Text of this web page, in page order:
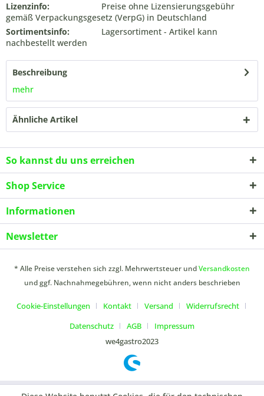
Lizenzinfo:
Preise ohne Lizensierungsgebühr
gemäß Verpackungsgesetz (VerpG) in Deutschland
Sortimentsinfo:
Lagersortiment - Artikel kann
nachbestellt werden
Beschreibung
mehr
Ähnliche Artikel
So kannst du uns erreichen
Shop Service
Informationen
Newsletter
* Alle Preise verstehen sich zzgl. Mehrwertsteuer undVersandkosten
und ggf. Nachnahmegebühren, wenn nicht anders beschrieben
Cookie-Einstellungen Kontakt Versand
Widerrufsrecht
Datenschutz
AGB
Impressum
we4gastro2023